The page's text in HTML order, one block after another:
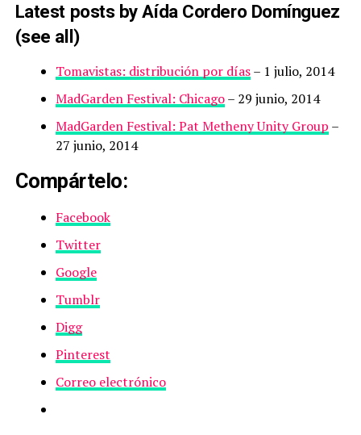
Latest posts by Aída Cordero Domínguez
(see all)
Tomavistas: distribución por días– 1 julio, 2014
MadGarden Festival: Chicago– 29 junio, 2014
MadGarden Festival: Pat Metheny Unity Group –
27 junio, 2014
Compártelo:
Facebook
Twitter
Google
Tumblr
Digg
Pinterest
Correo electrónico